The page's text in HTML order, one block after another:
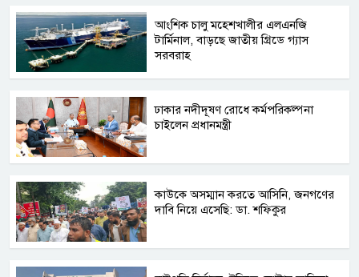
আংশিক চালু মহেশখালীর এলএনজি
টার্মিনাল, বাড়ছে জাতীয় গ্রিডে গ্যাস
সরবরাহ
ঢাকার নদীদূষণ রোধে কর্মপরিকল্পনা
চাইলেন প্রধানমন্ত্রী
কাউকে অসম্মান করতে আসিনি, জনগণের
দাবি নিয়ে এসেছি: ডা. শফিকুর